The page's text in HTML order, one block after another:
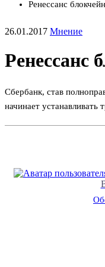
Ренессанс
26.01.2017 Мнение
Ренессанс
Сбербанк, став
начинает